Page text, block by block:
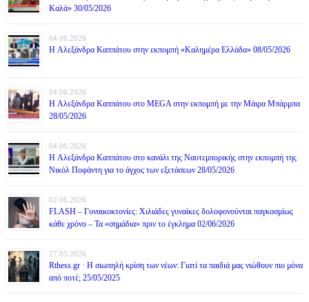
Καλά» 30/05/2026
04.06.2026
H Αλεξάνδρα Καππάτου στην εκπομπή «Καλημέρα Ελλάδα» 08/05/2026
04.06.2026
H Αλεξάνδρα Καππάτου στο MEGA στην εκπομπή με την Μάιρα Mπάρμπα
28/05/2026
04.06.2026
H Αλεξάνδρα Καππάτου στο κανάλι της Ναυτεμπορικής στην εκπομπή της
Νικόλ Ποφάντη για το άγχος των εξετάσεων 28/05/2026
02.06.2026
FLASH – Γυναικοκτονίες: Χιλιάδες γυναίκες δολοφονούνται παγκοσμίως
κάθε χρόνο – Τα «σημάδια» πριν το έγκλημα 02/06/2026
27.05.2026
Rthess.gr · Η σιωπηλή κρίση των νέων: Γιατί τα παιδιά μας νιώθουν πιο μόνα
από ποτέ; 25/05/2025